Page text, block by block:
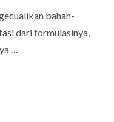
bahan-
dari formulasinya,
…